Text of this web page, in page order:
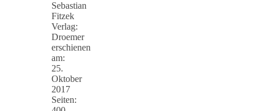
Sebastian
Fitzek
Verlag:
Droemer
erschienen
am:
25.
Oktober
2017
Seiten: